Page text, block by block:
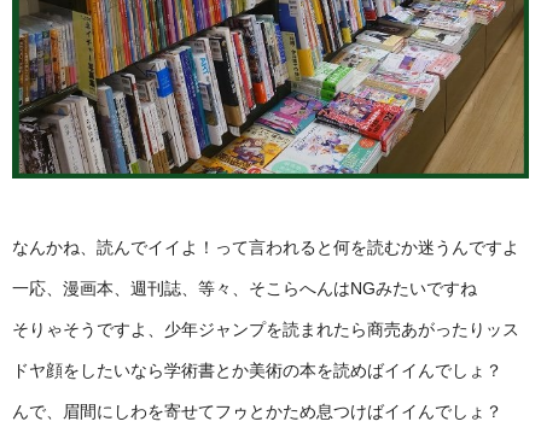
なんかね、読んでイイよ！って言われると何を読むか迷うんですよ
一応、漫画本、週刊誌、等々、そこらへんはNGみたいですね
そりゃそうですよ、少年ジャンプを読まれたら商売あがったりッス
ドヤ顔をしたいなら学術書とか美術の本を読めばイイんでしょ？
んで、眉間にしわを寄せてフゥとかため息つけばイイんでしょ？